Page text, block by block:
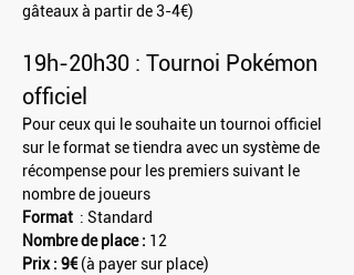
gâteaux à partir de 3-4€)
19h-20h30 : Tournoi Pokémon
officiel
Pour ceux qui le souhaite un tournoi officiel
sur le format se tiendra avec un système de
récompense pour les premiers suivant le
nombre de joueurs
Format : Standard
Nombre de place : 12
Prix : 9€ (à payer sur place)